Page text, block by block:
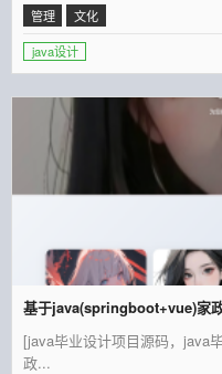
管理 文化
java设计
基于java(springboot+vue)家
[java毕业设计项目源码，java
政...